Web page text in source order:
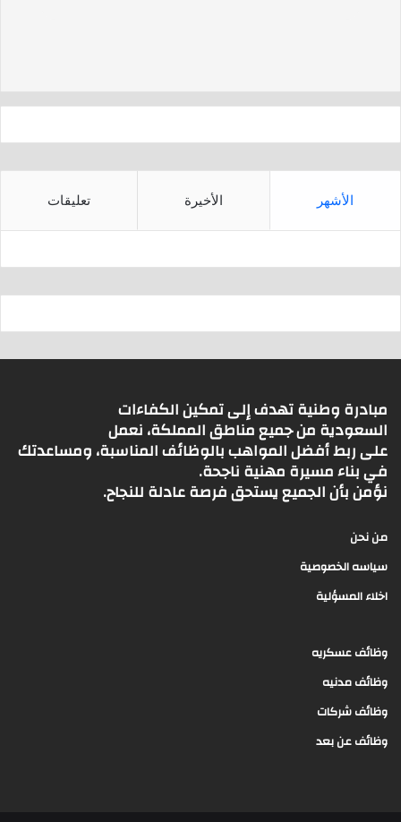
p
الأشهر الأخيرة تعليقات
مبادرة وطنية تهدف إلى تمكين الكفاءات
السعودية من جميع مناطق المملكة، نعمل
على ربط أفضل المواهب بالوظائف المناسبة، ومساعدتك
في بناء مسيرة مهنية ناجحة.
نؤمن بأن الجميع يستحق فرصة عادلة للنجاح.
من نحن
سياسه الخصوصية
اخلاء المسؤلية
وظائف عسكريه
وظائف مدنيه
وظائف شركات
وظائف عن بعد